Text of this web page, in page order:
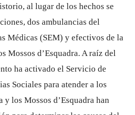
al lugar de los hechos se
dos ambulancias del
Médicas (SEM) y efectivos de la
Mossos d’Esquadra. A raíz del
ha activado el Servicio de
Sociales para atender a los
los Mossos d’Esquadra han